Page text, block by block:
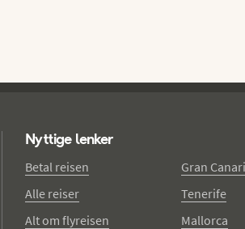
Nyttige lenker
Betal reisen
Alle reiser
Alt om flyreisen
Gran
Tenerife
Mallorca